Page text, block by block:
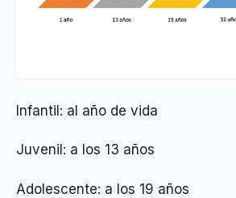
Infantil: al año de vida
Juvenil: a los 13 años
Adolescente: a los 19 años